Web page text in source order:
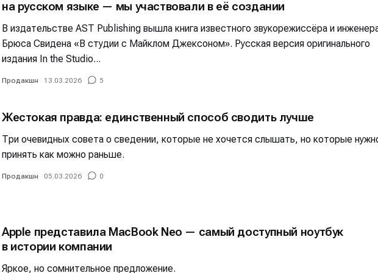
на русском языке — мы участвовали в её создании
В издательстве AST Publishing вышла книга известного звукорежиссёра и
Брюса Свидена «В студии с Майклом Джексоном». Русская версия оригинального
издания In the Studio...
Продакшн 13.03.2026 5
Жестокая правда: единственный способ сводить лучше
Три очевидных совета о сведении, которые не хочется слышать, но которые
принять как можно раньше.
Продакшн 05.03.2026 0
Apple представила MacBook Neo — самый доступный ноутбук
в истории компании
Яркое, но сомнительное предложение.